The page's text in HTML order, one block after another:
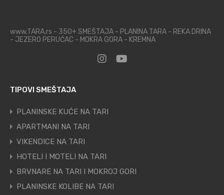
www.TARA.rs - 350+ SMEŠTAJA - PLANINA TARA - REKA DRINA
- JEZERO PERUĆAC - MOKRA GORA - KREMNA
TIPOVI SMEŠTAJA
PLANINSKE KUĆE NA TARI
APARTMANI NA TARI
VIKENDICE NA TARI
HOTELI I MOTELI NA TARI
BRVNARE NA TARI I MOKROJ GORI
PLANINSKE KOLIBE NA TARI